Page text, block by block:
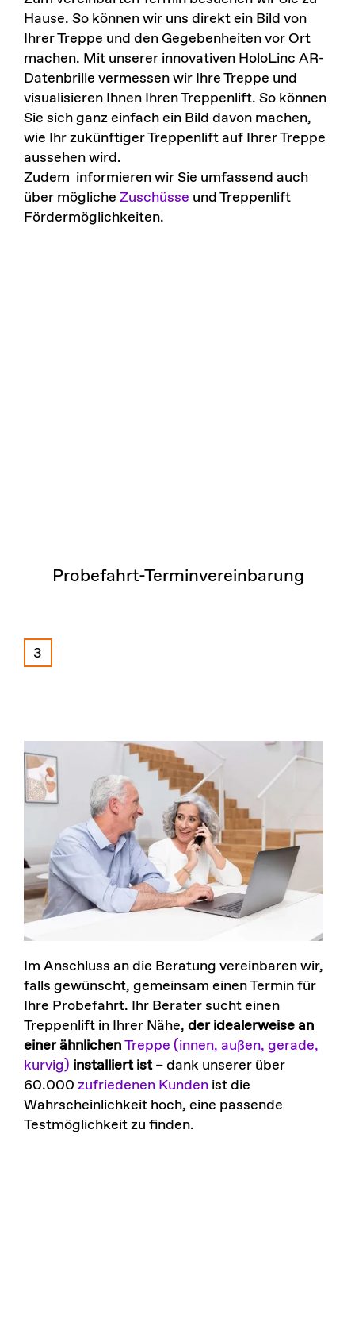
Hause. So können wir uns direkt ein Bild von
Ihrer Treppe und den Gegebenheiten vor Ort
machen. Mit unserer innovativen HoloLinc AR-
Datenbrille vermessen wir Ihre Treppe und
visualisieren Ihnen Ihren Treppenlift. So können
Sie sich ganz einfach ein Bild davon machen,
wie Ihr zukünftiger Treppenlift auf Ihrer Treppe
aussehen wird.
Zudem informieren wir Sie umfassend auch
über mögliche Zuschüsse und Treppenlift
Fördermöglichkeiten.
3
Probefahrt-Terminvereinbarung
Im Anschluss an die Beratung vereinbaren wir,
falls gewünscht, gemeinsam einen Termin für
Ihre Probefahrt. Ihr Berater sucht einen
Treppenlift in Ihrer Nähe, der idealerweise an
einer ähnlichenTreppe (innen, außen, gerade,
kurvig) installiert ist– dank unserer über
60.000 zufriedenen Kundenist die
Wahrscheinlichkeit hoch, eine passende
Testmöglichkeit zu finden.